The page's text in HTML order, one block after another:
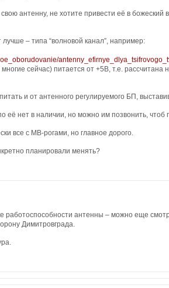
антенну, не хотите привести её в божеский
лучше – типа “волновой канал”, например:
сейчас) питается от +5В, т.е. рассчитана
и от антенного регулируемого БП,
её нет в наличии, но можно им позвонить,
все с МВ-рогами, но главное дорого.
планировали менять?
работоспособности антенны – можно еще
Димитровграда.